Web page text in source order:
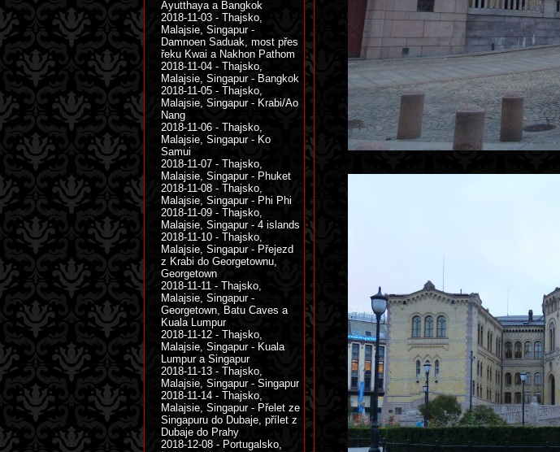
Ayutthaya a Bangkok
2018-11-03 - Thajsko,
Malajsie, Singapur -
Damnoen Saduak, most přes
řeku Kwai a Nakhon Pathom
2018-11-04 - Thajsko,
Malajsie, Singapur - Bangkok
2018-11-05 - Thajsko,
Malajsie, Singapur - Krabi/Ao
Nang
2018-11-06 - Thajsko,
Malajsie, Singapur - Ko
Samui
2018-11-07 - Thajsko,
Malajsie, Singapur - Phuket
2018-11-08 - Thajsko,
Malajsie, Singapur - Phi Phi
2018-11-09 - Thajsko,
Malajsie, Singapur - 4 islands
2018-11-10 - Thajsko,
Malajsie, Singapur - Přejezd
z Krabi do Georgetownu,
Georgetown
2018-11-11 - Thajsko,
Malajsie, Singapur -
Georgetown, Batu Caves a
Kuala Lumpur
2018-11-12 - Thajsko,
Malajsie, Singapur - Kuala
Lumpur a Singapur
2018-11-13 - Thajsko,
Malajsie, Singapur - Singapur
2018-11-14 - Thajsko,
Malajsie, Singapur - Přelet ze
Singapuru do Dubaje, přílet z
Dubaje do Prahy
2018-12-08 - Portugalsko,